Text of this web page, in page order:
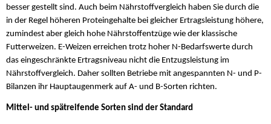
besser gestellt sind. Auch beim Nährstoffvergleich haben Sie durch die
in der Regel höheren Proteingehalte bei gleicher Ertragsleistung höhere,
zumindest aber gleich hohe Nährstoffentzüge wie der klassische
Futterweizen. E-Weizen erreichen trotz hoher N-Bedarfswerte durch
das eingeschränkte Ertragsniveau nicht die Entzugsleistung im
Nährstoffvergleich. Daher sollten Betriebe mit angespannten N- und P-
Bilanzen ihr Hauptaugenmerk auf A- und B-Sorten richten.
Mittel- und spätreifende Sorten sind der Standard